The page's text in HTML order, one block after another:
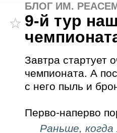
БЛОГ ИМ.
9-й тур
Завтра стартует
чемпионата. А
с него пыль и
Перво-наперво
Раньше,